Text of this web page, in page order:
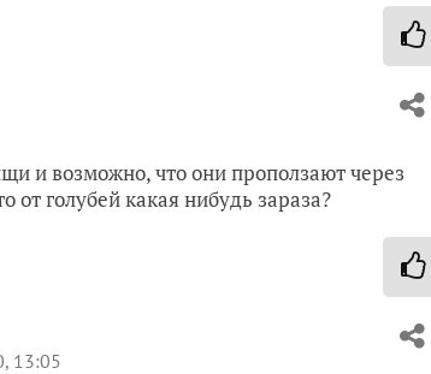
и возможно, что они проползают через
голубей какая нибудь зараза?
13:05